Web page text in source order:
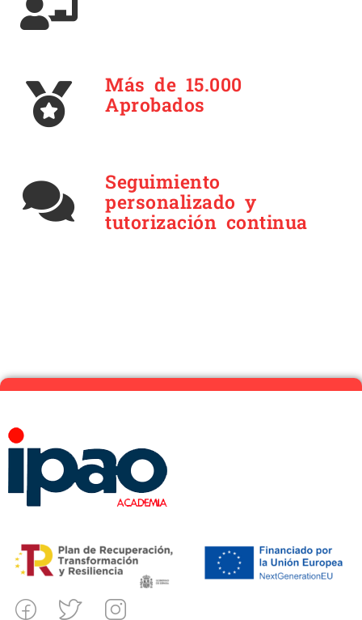
Más de 15.000
Aprobados
Seguimiento
personalizado y
tutorización continua